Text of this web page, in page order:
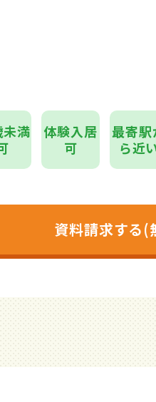
満
体験入居
可
最寄駅
ら近
資料請求する(